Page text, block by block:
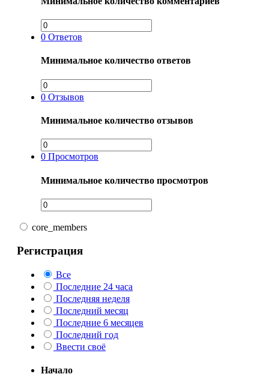
0 Ответов
Минимальное количество ответов
0 Отзывов
Минимальное количество отзывов
0 Просмотров
Минимальное количество просмотров
core_members
Регистрация
Все
Последние 24 часа
Последняя неделя
Последний месяц
Последние 6 месяцев
Последний год
Ввести своё
Начало